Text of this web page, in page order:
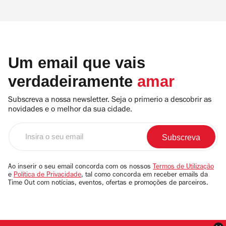
concertos do Festival Iminente? 17 de
SetembroSam The Kid com Orquestra e
Orelha Negra (apresentação Beats Vol.1:
Amor)Mind Da GapCapicuaGisela JoãoAna
Lua CaianoPlaneta Manas (com BLEID,
marum, Phoebe, Violet c/ Postcarbon
Collective e convidados)La Familia
GitanaNOIANU STA
SapandChloe Aligiani 18 de
Um email que vais
verdadeiramente amar
Subscreva a nossa newsletter. Seja o primerio a descobrir as
novidades e o melhor da sua cidade.
email
Ao inserir o seu email concorda com os nossos Termos de Utilização
e Política de Privacidade, tal como concorda em receber emails da
Time Out com notícias, eventos, ofertas e promoções de parceiros.